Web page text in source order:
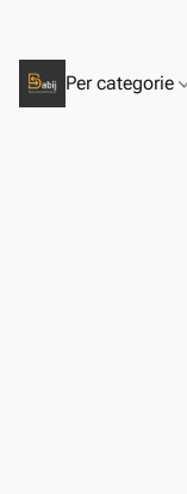
Per categorie